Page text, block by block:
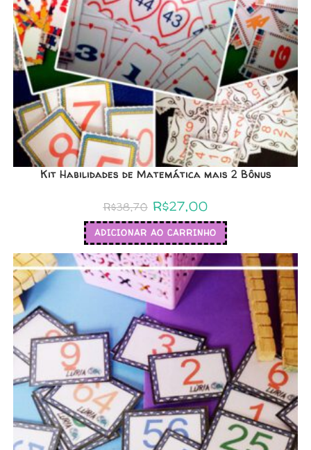
Kit Habilidades de Matemática mais 2 Bônus
R$38,70 R$27,00
ADICIONAR AO CARRINHO